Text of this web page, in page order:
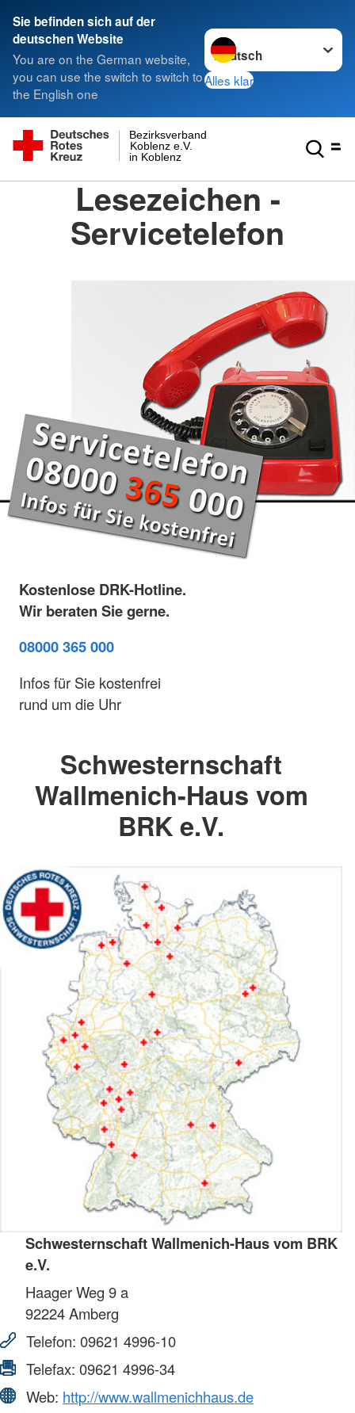
Sie befinden sich auf der
deutschen Website
You are on the German website,
you can use the switch to switch to
the English one
Sprache wechseln zu
Alles klar
in Koblenz
Koblenz e.V.
Bezirksverband
Lesezeichen -
Servicetelefon
Kostenlose DRK-Hotline.
Wir beraten Sie gerne.
08000 365 000
Infos für Sie kostenfrei
rund um die Uhr
Schwesternschaft
Wallmenich-Haus vom
BRK e.V.
Schwesternschaft Wallmenich-Haus vom BRK
e.V.
Haager Weg 9 a
92224Amberg
Telefon: 09621 4996-10
Telefax: 09621 4996-34
Web: http://www.wallmenichhaus.de